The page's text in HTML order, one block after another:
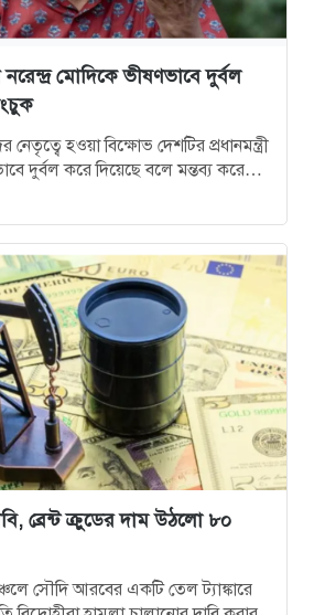
পর ব্রহ্মপুত্র নদ থেকে শ্রমিকের হাত-পা
পাঠ-সংস্কৃতি গড়ে তুলতে ফোকাস গ্রুপ
মহিলা কলেজের অধ্যক্ষকে বিদায় সংবর্ধনা
৬০০ বোতল ভারতীয় মদ জব্দ
মোদিকে ভীষণভাবে দুর্বল
হওয়া বিক্ষোভ দেশটির প্রধানমন্ত্রী
দুর্বল করে দিয়েছে বলে মন্তব্য করেছেন
ব্রেন্ট ক্রুডের দাম উঠলো ৮০
সৌদি আরবের একটি তেল ট্যাঙ্কারে